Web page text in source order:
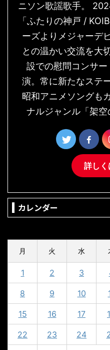
ニソン歌謡歌手。
「ふたりの神戸 /
ーズよりメジャーデ
との温かい交流を大
設での慰問コンサ
演。常に新たなステ
昭和アニメソングも
ナルジャンル「架空
詳しく
カレンダー
月 火 水
1 2 3
8 9 10
15 16 17
22 23 24